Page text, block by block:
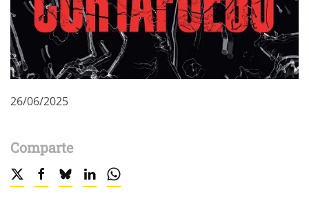
26/06/2025
Comparte